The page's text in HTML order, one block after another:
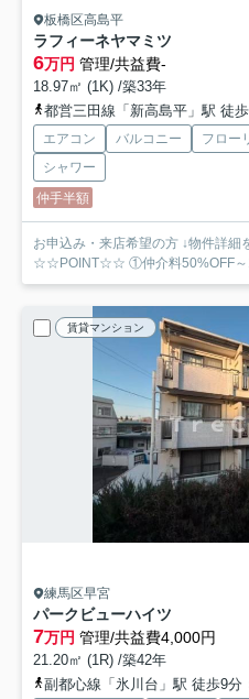
板橋区高島平
ラフィーネヤマミツ
6万円 管理/共益費-
18.97㎡ (1K) /築33年
都営三田線「新高島平」駅 徒
エアコン バルコニー フロー
シャワー
仲手半額
お申込み・来店希望の方 ↓物件詳細
☆☆POINT☆☆ ①仲介料50%OFF～
賃貸マンション
練馬区早宮
パークビューハイツ
7万円 管理/共益費4,000円
21.20㎡ (1R) /築42年
副都心線「氷川台」駅 徒歩9分